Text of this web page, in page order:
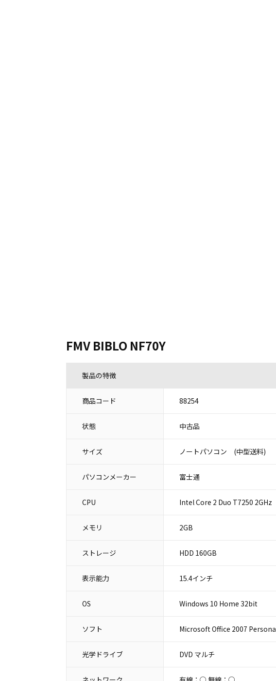
FMV BIBLO NF70Y
製品の特徴
商品コード 88254
状態 中古品
サイズ ノートパソコン (中型送料)
パソコンメーカー 富士通
CPU Intel Core 2 Duo T7250 2GHz
メモリ 2GB
ストレージ HDD 160GB
表示能力 15.4インチ
OS Windows 10 Home 32bit
ソフト Microsoft Office 2007
光学ドライブ DVD マルチ